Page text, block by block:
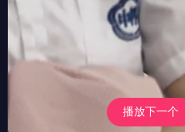
播放下一个